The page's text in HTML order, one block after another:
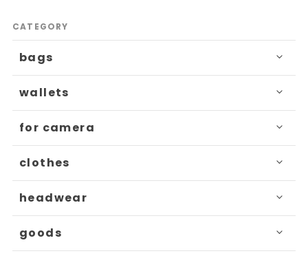
CATEGORY
bags
wallets
for camera
clothes
headwear
goods